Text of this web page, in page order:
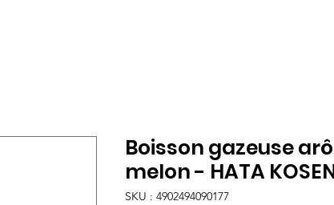
Boisson gazeuse
melon - HATA
SKU : 4902494090177